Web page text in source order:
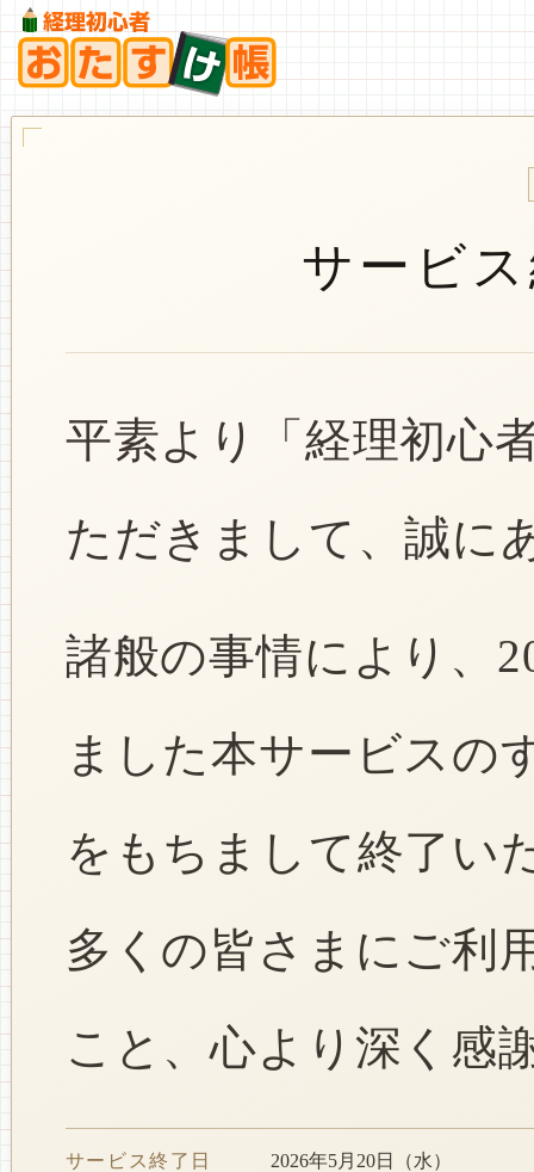
サービ
平素より「経理初心
ただきまして、誠に
諸般の事情により、
ました本サービスの
をもちまして終了い
多くの皆さまにご利
こと、心より深く感
サービス終了日 2026年5月20日（水）